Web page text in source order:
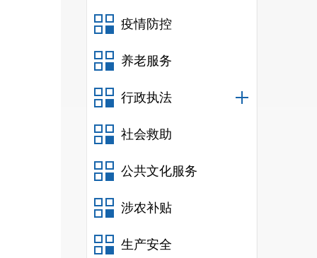
疫情防控
养老服务
行政执法
社会救助
公共文化服务
涉农补贴
生产安全